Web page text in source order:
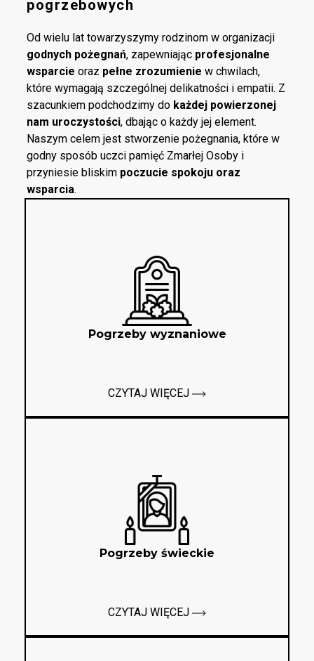
pogrzebowych
Od wielu lat towarzyszymy rodzinom w organizacji
godnych pożegnań, zapewniając profesjonalne
wsparcie oraz pełne zrozumienie w chwilach,
które wymagają szczególnej delikatności i empatii. Z
szacunkiem podchodzimy do każdej powierzonej
nam uroczystości, dbając o każdy jej element.
Naszym celem jest stworzenie pożegnania, które w
godny sposób uczci pamięć Zmarłej Osoby i
przyniesie bliskim poczucie spokoju oraz
wsparcia.
Pogrzeby wyznaniowe
CZYTAJ WIĘCEJ
Pogrzeby świeckie
CZYTAJ WIĘCEJ